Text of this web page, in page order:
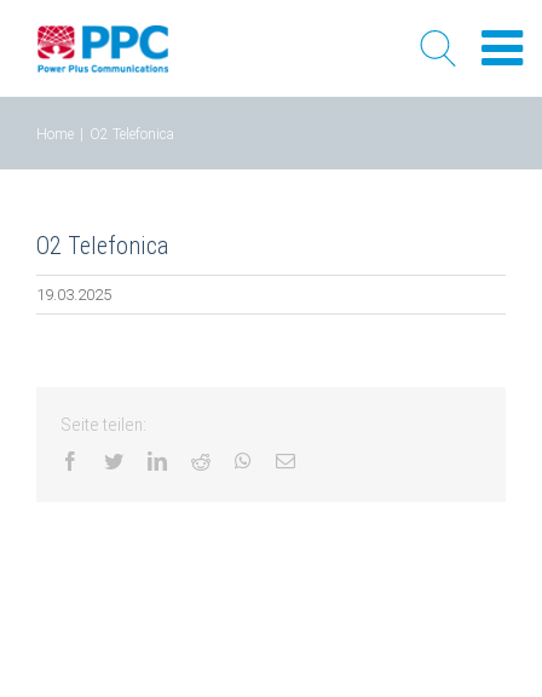
content
Home O2 Telefonica
O2 Telefonica
19.03.2025
Seite teilen:
facebooktwitterlinkedinreddit whatsappEmail